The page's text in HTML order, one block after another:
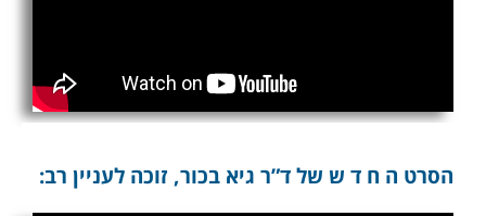
הסרט ה ח ד ש של ד”ר גיא בכור, זוכה לעניין רב: